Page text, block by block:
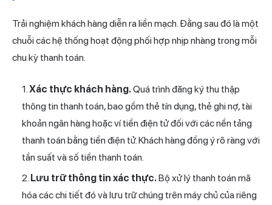
Trải nghiệm khách hàng diễn ra liền mạch. Đằng sau đó là một
chuỗi các hệ thống hoạt động phối hợp nhịp nhàng trong mỗi
chu kỳ thanh toán.
Xác thực khách hàng.Quá trình đăng ký thu thập
thông tin thanh toán, bao gồm thẻ tín dụng, thẻ ghi nợ, tài
khoản ngân hàng hoặc ví tiền điện tử đối với các nền tảng
thanh toán bằng tiền điện tử. Khách hàng đồng ý rõ ràng với
tần suất và số tiền thanh toán.
Lưu trữ thông tin xác thực.Bộ xử lý thanh toán mã
hóa các chi tiết đó và lưu trữ chúng trên máy chủ của riêng